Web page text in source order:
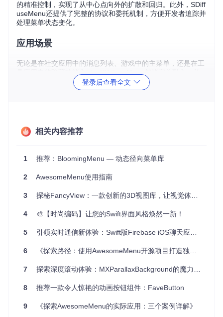
的精准控制，实现了从中心点向外的扩散和回归。此外，SDiff
useMenu还提供了完整的协议和委托机制，方便开发者追踪并
处理菜单状态变化。
应用场景
无论是在社交应用中的消息列表、游戏中的主菜单，还是在工
带来视觉上的惊喜。用户只需轻触中心按钮，即可激活隐藏的
菜单，这种互动方式既直观又趣味盎然。
高度可定制化：支持弧线和直线两种扩散模式，以及各种
中启用SDiffuseMenu，同时也支持CocoaPods安装。
：包含了详细的使用示例和源码解析，让开发者
更易理解并进行二次开发。
跨平台兼容
：支持Swift 5.0，确保与最新iOS版本的兼容
总之，SDiffuseMenu凭借其丰富特性和直观易用的API，无疑
是提升您的应用交互体验的一个理想选择。不论是想为您的新
项目增加亮点，还是寻找现有应用的升级方案，SDiffuseMen
u都值得您尝试。立即行动，让您的应用焕发出不一样的魅力
吧！
登录后查看全文
相关内容推荐
1 推荐：BloomingMenu — 动态径向菜单库
2 AwesomeMenu使用指南
3 探秘FancyView：一款创新的3D视图库，让视觉体验升级
4 🎨【时尚编码】让您的Swift界面风格焕然一新！
5 引领实时通信新体验：Swift版Firebase iOS聊天应用模板 - 现代化信使克隆
6 《探索路径：使用AwesomeMenu开源项目打造独特菜单》
7 探索深度滚动体验：MXParallaxBackground的魔力之旅
8 推荐一款令人惊艳的动画按钮组件：FaveButton
9 《探索AwesomeMenu的实际应用：三个案例详解》